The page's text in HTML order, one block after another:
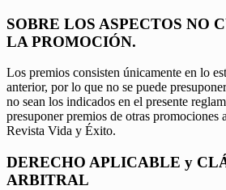
SOBRE LOS ASPECTOS NO
LA PROMOCIÓN.
Los premios consisten únicamente en lo
anterior, por lo que no se puede
no sean los indicados en el presente
presuponer premios de otras promociones
Revista Vida y Éxito.
DERECHO APLICABLE y
ARBITRAL